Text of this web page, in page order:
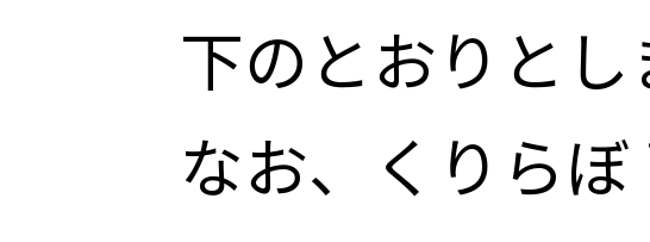
下のとおりとし
なお、くりら